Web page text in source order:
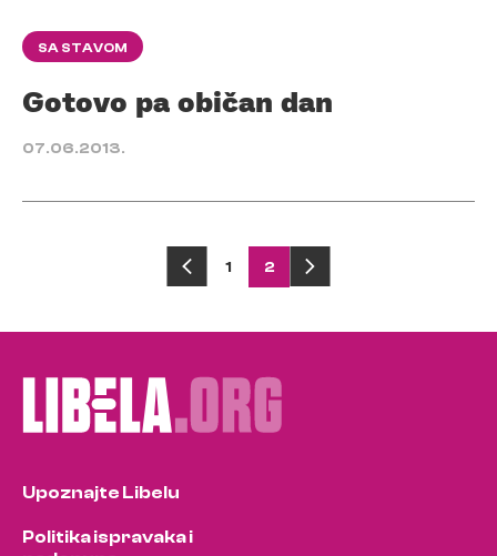
SA STAVOM
Gotovo pa običan dan
07.06.2013.
Posts
pagination
1 2
Upoznajte Libelu
Politika ispravaka i